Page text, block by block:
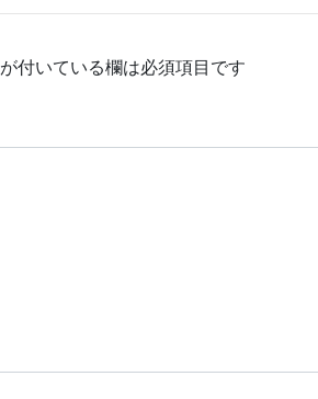
が付いている欄は必須項目です